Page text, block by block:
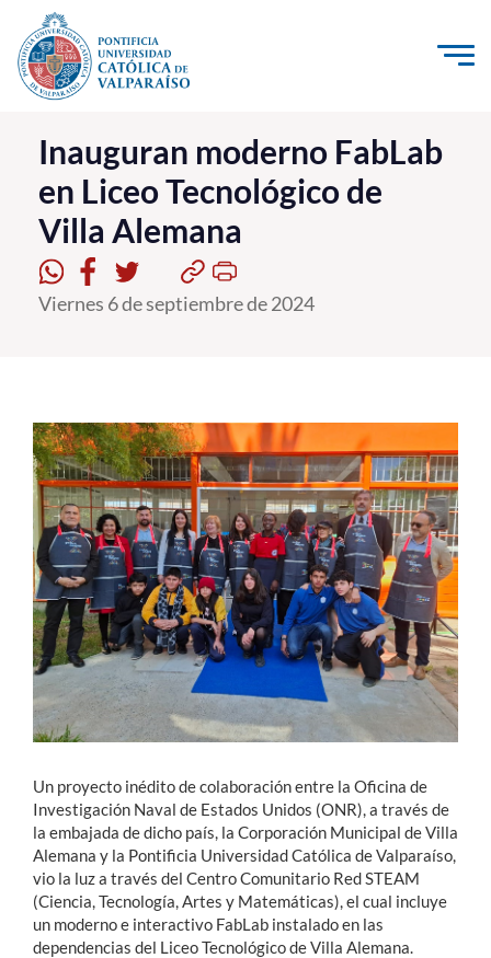
Click acá para ir directamente al contenido
La Universidad
Investigación, Creación e Innovación
PUCV Internacional
Vinculación con el Medio
Postgrado
Formación Continua
Estudiantes
Académicos
Funcionarios
Alumni
Inauguran moderno FabLab
en Liceo Tecnológico de
Villa Alemana
Viernes 6 de septiembre de 2024
Un proyecto inédito de colaboración entre la Oficina de
Investigación Naval de Estados Unidos (ONR), a través de
la embajada de dicho país, la Corporación Municipal de Villa
Alemana y la Pontificia Universidad Católica de Valparaíso,
vio la luz a través del Centro Comunitario Red STEAM
(Ciencia, Tecnología, Artes y Matemáticas), el cual incluye
un moderno e interactivo FabLab instalado en las
dependencias del Liceo Tecnológico de Villa Alemana.